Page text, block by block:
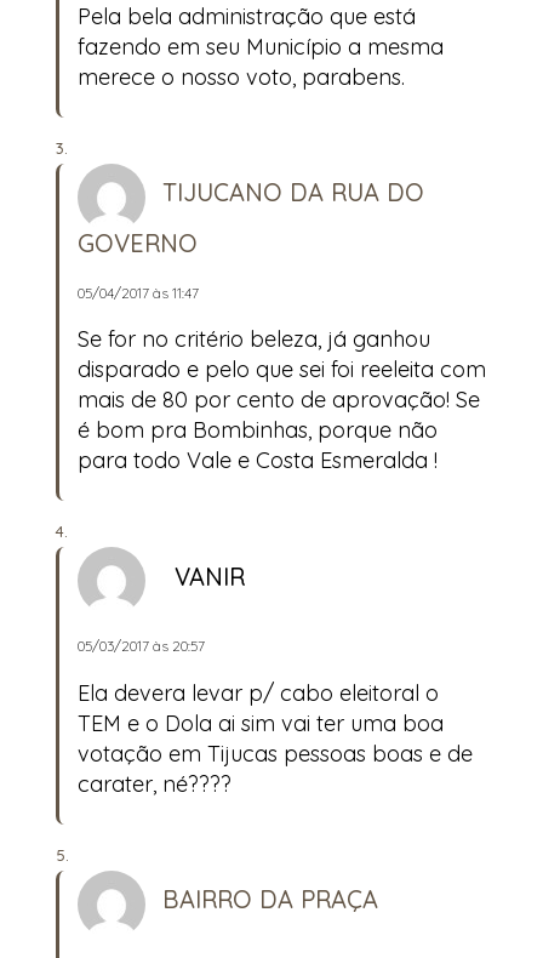
Pela bela administração que está
fazendo em seu Município a mesma
merece o nosso voto, parabens.
TIJUCANO DA RUA DO
GOVERNO
05/04/2017 às 11:47
Se for no critério beleza, já ganhou
disparado e pelo que sei foi reeleita com
mais de 80 por cento de aprovação! Se
é bom pra Bombinhas, porque não
para todo Vale e Costa Esmeralda !
VANIR
05/03/2017 às 20:57
Ela devera levar p/ cabo eleitoral o
TEM e o Dola ai sim vai ter uma boa
votação em Tijucas pessoas boas e de
carater, né????
BAIRRO DA PRAÇA